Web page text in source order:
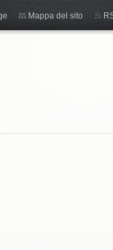
Mappa del sito